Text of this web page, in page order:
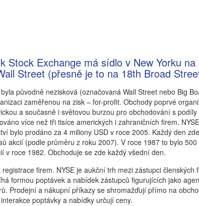
Stock Exchange má sídlo v New Yorku
Street (přesně je to na 18th Broad
původně nezisková (označovaná Wall Street nebo Big
zaměřenou na zisk – for-profit. Obchody poprvé
a současně i světovou burzou pro obchodování s podíly
více než tři tisíce amerických i zahraničních firem.
bylo prodáno za 4 miliony USD v roce 2005. Každý den
akcií (podle průměru z roku 2007). V roce 1987 to bylo
v roce 1982. Obchoduje se zde každý všední den.
firem. NYSE je aukční trh mezi zástupci členských
formou poptávek a nabídek zástupců figurujících jako
Prodejní a nákupní příkazy se shromažďují přímo na
poptávky a nabídky určují ceny.